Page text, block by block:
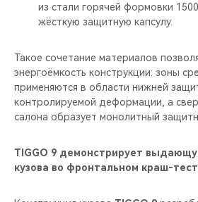
из стали горячей формовки
жёсткую защитную капсулу.
Такое сочетание материалов
энергоёмкость конструкции: зоны
применяются в области нижней
контролируемой деформации, а
салона образует монолитный
TIGGO 9 демонстрирует
кузова во фронтальном краш-